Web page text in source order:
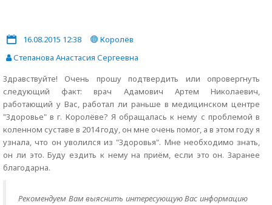
16.08.2015 12:38
Королёв
Степанова Анастасия Сергеевна
Здравствуйте! Очень прошу подтвердить или опровергнуть
следующий факт: врач Адамович Артем Николаевич,
работающий у Вас, работал ли раньше в медицинском центре
"Здоровье" в г. Королёве? Я обращалась к нему с проблемой в
коленном суставе в 2014 году, он мне очень помог, а в этом году я
узнала, что он уволился из "Здоровья". Мне необходимо знать,
он ли это. Буду ездить к нему на приём, если это он. Заранее
благодарна.
Рекомендуем Вам выяснить интересующую Вас информацию